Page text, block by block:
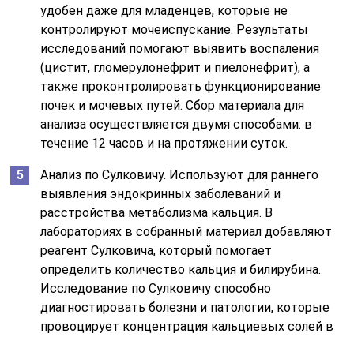
удобен даже для младенцев, которые не
контролируют мочеиспускание. Результаты
исследований помогают выявить воспаления
(цистит, гломерулонефрит и пиелонефрит), а
также проконтролировать функционирование
почек и мочевых путей. Сбор материала для
анализа осуществляется двумя способами: в
течение 12 часов и на протяжении суток.
Анализ по Сулковичу. Используют для раннего
выявления эндокринных заболеваний и
расстройства метаболизма кальция. В
лабораториях в собранный материал добавляют
реагент Сулковича, который помогает
определить количество кальция и билирубина.
Исследование по Сулковичу способно
диагностировать болезни и патологии, которые
провоцирует концентрация кальциевых солей в